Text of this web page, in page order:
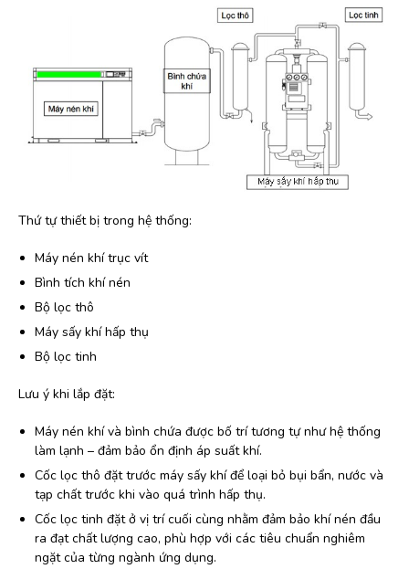
Thứ tự thiết bị trong hệ thống:
Máy nén khí trục vít
Bình tích khí nén
Bộ lọc thô
Máy sấy khí hấp thụ
Bộ lọc tinh
Lưu ý khi lắp đặt:
Máy nén khí và bình chứa được bố trí tương tự như hệ thống
làm lạnh – đảm bảo ổn định áp suất khí.
Cốc lọc thô đặt trước máy sấy khí để loại bỏ bụi bẩn, nước và
tạp chất trước khi vào quá trình hấp thụ.
Cốc lọc tinh đặt ở vị trí cuối cùng nhằm đảm bảo khí nén đầu
ra đạt chất lượng cao, phù hợp với các tiêu chuẩn nghiêm
ngặt của từng ngành ứng dụng.